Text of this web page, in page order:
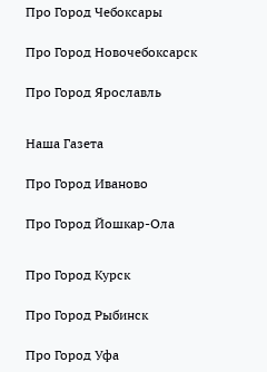
Про Город Чебоксары
Про Город Новочебоксарск
Про Город Ярославль
Наша Газета
Про Город Иваново
Про Город Йошкар-Ола
Про Город Курск
Про Город Рыбинск
Про Город Уфа